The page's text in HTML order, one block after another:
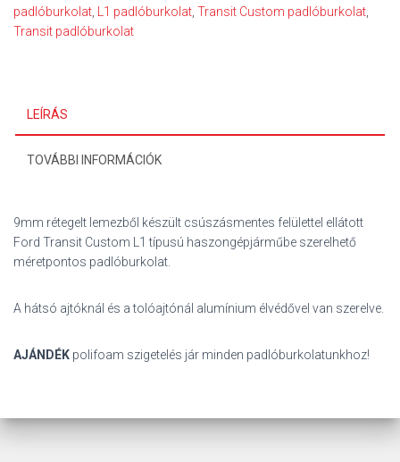
padlóburkolat
L1 padlóburkolat Transit Custom padlóburkolat
Transit padlóburkolat
LEÍRÁS
TOVÁBBI INFORMÁCIÓK
9mm rétegelt lemezből készült csúszásmentes felülettel ellátott
Ford Transit Custom L1 típusú haszongépjárműbe szerelhető
méretpontos padlóburkolat.
A hátsó ajtóknál és a tolóajtónál alumínium élvédővel van szerelve.
AJÁNDÉK polifoam szigetelés jár minden padlóburkolatunkhoz!